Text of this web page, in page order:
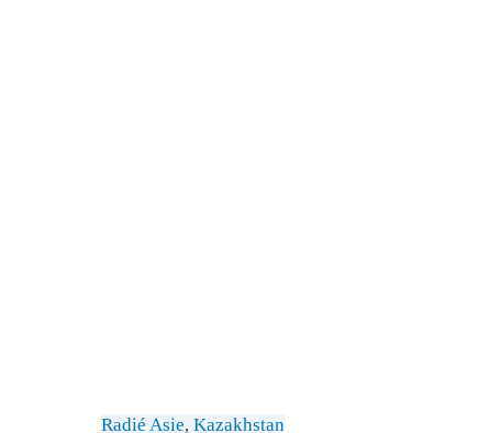
Radié Asie,Kazakhstan